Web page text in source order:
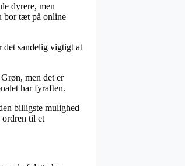
dyrere, men
bor tæt på online
det sandelig vigtigt at
men det er
har fyraften.
billigste mulighed
til et